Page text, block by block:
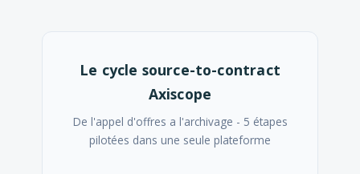
Le cycle source-to-contract
Axiscope
De l'appel d'offres a l'archivage - 5 étapes
pilotées dans une seule plateforme